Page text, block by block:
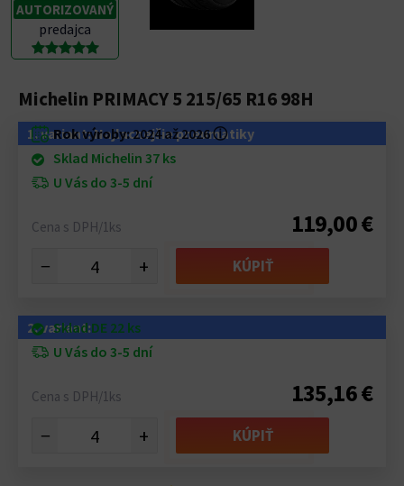
AUTORIZOVANÝ
predajca
Michelin PRIMACY 5 215/65 R16 98H
1. variant: Najlacnejšie pneumatiky
Rok výroby:2024 až 2026ⓘ
Sklad Michelin 37 ks
U Vás do 3-5 dní
Cena s DPH/1ks 119,00 €
− + KÚPIŤ
2. variant:
Sklad DE 22 ks
U Vás do 3-5 dní
Cena s DPH/1ks 135,16 €
− + KÚPIŤ